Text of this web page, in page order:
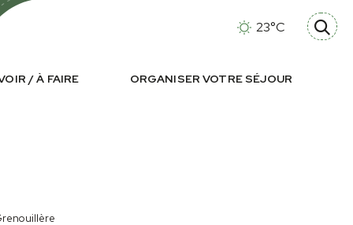
23°C
/ À FAIRE ORGANISER VOTRE SÉJOUR